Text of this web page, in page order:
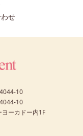
せ
10
10
ーカドー内1F